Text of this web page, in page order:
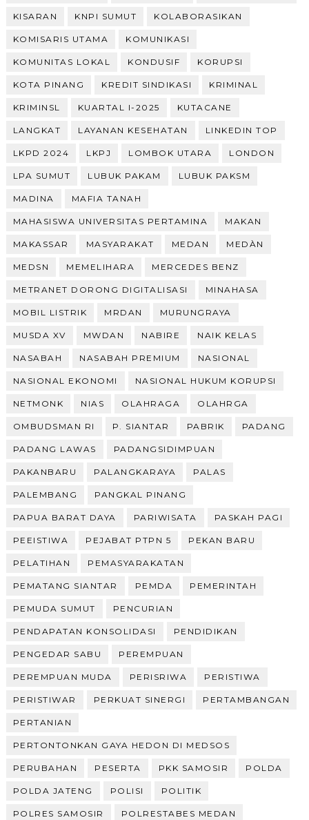
KISARAN KNPI SUMUT KOLABORASIKAN
KOMISARIS UTAMA KOMUNIKASI
KOMUNITAS LOKAL KONDUSIF KORUPSI
KOTA PINANG KREDIT SINDIKASI KRIMINAL
KRIMINSL KUARTAL I-2025 KUTACANE
LANGKAT LAYANAN KESEHATAN LINKEDIN TOP
LKPD 2024 LKPJ LOMBOK UTARA LONDON
LPA SUMUT LUBUK PAKAM LUBUK PAKSM
MADINA MAFIA TANAH
MAHASISWA UNIVERSITAS PERTAMINA MAKAN
MAKASSAR MASYARAKAT MEDAN MEDÀN
MEDSN MEMELIHARA MERCEDES BENZ
METRANET DORONG DIGITALISASI MINAHASA
MOBIL LISTRIK MRDAN MURUNGRAYA
MUSDA XV MWDAN NABIRE NAIK KELAS
NASABAH NASABAH PREMIUM NASIONAL
NASIONAL EKONOMI NASIONAL HUKUM KORUPSI
NETMONK NIAS OLAHRAGA OLAHRGA
OMBUDSMAN RI P. SIANTAR PABRIK PADANG
PADANG LAWAS PADANGSIDIMPUAN
PAKANBARU PALANGKARAYA PALAS
PALEMBANG PANGKAL PINANG
PAPUA BARAT DAYA PARIWISATA PASKAH PAGI
PEEISTIWA PEJABAT PTPN 5 PEKAN BARU
PELATIHAN PEMASYARAKATAN
PEMATANG SIANTAR PEMDA PEMERINTAH
PEMUDA SUMUT PENCURIAN
PENDAPATAN KONSOLIDASI PENDIDIKAN
PENGEDAR SABU PEREMPUAN
PEREMPUAN MUDA PERISRIWA PERISTIWA
PERISTIWAR PERKUAT SINERGI PERTAMBANGAN
PERTANIAN
PERTONTONKAN GAYA HEDON DI MEDSOS
PERUBAHAN PESERTA PKK SAMOSIR POLDA
POLDA JATENG POLISI POLITIK
POLRES SAMOSIR POLRESTABES MEDAN